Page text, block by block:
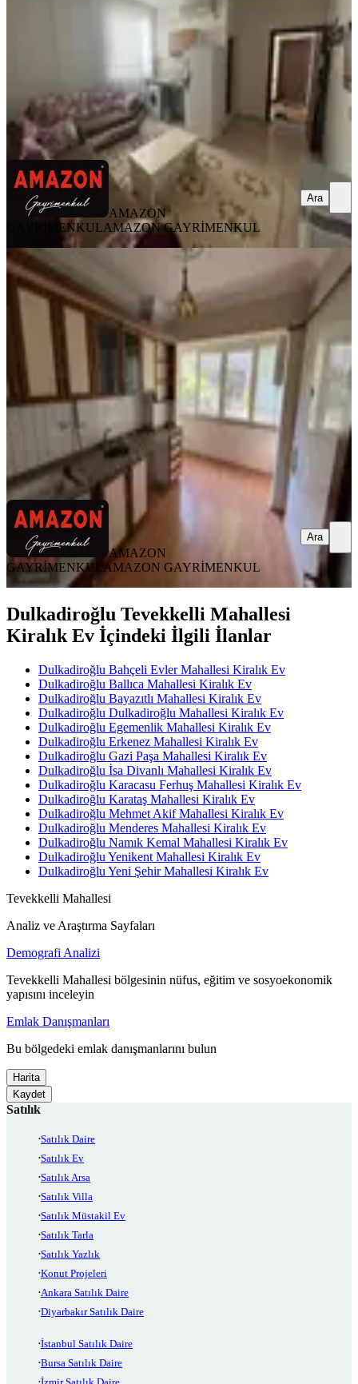
1+1·60 m² 3. Kat·22.07.2026
AMAZON GAYRİMENKUL AMAZON GAYRİMENKUL
Ara
AMAZON
GAYRİMENKULAMAZON GAYRİMENKUL
Ara
SİTE İÇİ
Amazon'dan Aslanbey İlkokulu
Civarı 2+1 Kiralık Daire!!!
Dulkadiroğlu, Namık Kemal Mahallesi
· 110 m²·2. Kat 20.07.2026
AMAZON GAYRİMENKUL AMAZON GAYRİMENKUL
Ara
AMAZON
GAYRİMENKULAMAZON GAYRİMENKUL
Ara
Dulkadiroğlu Tevekkelli Mahallesi
Kiralık Ev İçindeki İlgili İlanlar
Dulkadiroğlu Bahçeli Evler Mahallesi Kiralık Ev
Dulkadiroğlu Ballıca Mahallesi Kiralık Ev
Dulkadiroğlu Bayazıtlı Mahallesi Kiralık Ev
Dulkadiroğlu Dulkadiroğlu Mahallesi Kiralık Ev
Dulkadiroğlu Egemenlik Mahallesi Kiralık Ev
Dulkadiroğlu Erkenez Mahallesi Kiralık Ev
Dulkadiroğlu Gazi Paşa Mahallesi Kiralık Ev
Dulkadiroğlu İsa Divanlı Mahallesi Kiralık Ev
Dulkadiroğlu Karacasu Ferhuş Mahallesi Kiralık Ev
Dulkadiroğlu Karataş Mahallesi Kiralık Ev
Dulkadiroğlu Mehmet Akif Mahallesi Kiralık Ev
Dulkadiroğlu Menderes Mahallesi Kiralık Ev
Dulkadiroğlu Namık Kemal Mahallesi Kiralık Ev
Dulkadiroğlu Yenikent Mahallesi Kiralık Ev
Dulkadiroğlu Yeni Şehir Mahallesi Kiralık Ev
Tevekkelli Mahallesi
Analiz ve Araştırma Sayfaları
Demografi Analizi
Tevekkelli Mahallesi bölgesinin nüfus, eğitim ve sosyoekonomik
yapısını inceleyin
Emlak Danışmanları
Bu bölgedeki emlak danışmanlarını bulun
Harita
Kaydet
Satılık
Satılık Daire
Satılık Ev
Satılık Arsa
Satılık Villa
Satılık Müstakil Ev
Satılık Tarla
Satılık Yazlık
Konut Projeleri
Ankara Satılık Daire
Diyarbakır Satılık Daire
İstanbul Satılık Daire
Bursa Satılık Daire